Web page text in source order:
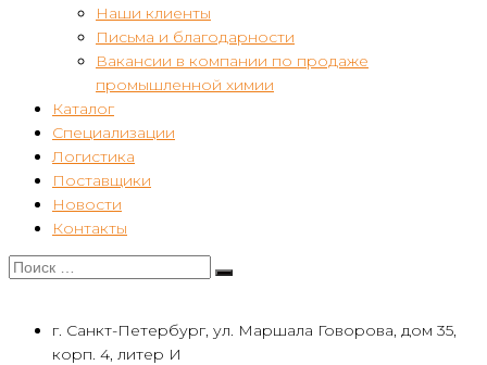
Наши клиенты
Письма и благодарности
Вакансии в компании по продаже
промышленной химии
Каталог
Специализации
Логистика
Поставщики
Новости
Контакты
г. Санкт-Петербург, ул. Маршала Говорова, дом 35,
корп. 4, литер И